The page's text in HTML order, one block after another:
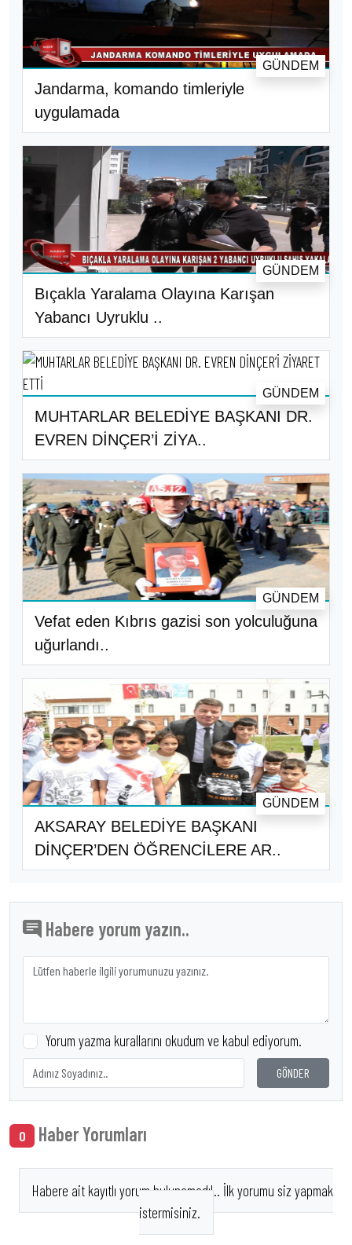
Jandarma, komando timleriyle
uygulamada
GÜNDEM
Bıçakla Yaralama Olayına Karışan
Yabancı Uyruklu ..
GÜNDEM
MUHTARLAR BELEDİYE BAŞKANI DR.
EVREN DİNÇER’İ ZİYA..
GÜNDEM
Vefat eden Kıbrıs gazisi son yolculuğuna
uğurlandı..
GÜNDEM
AKSARAY BELEDİYE BAŞKANI
DİNÇER’DEN ÖĞRENCİLERE AR..
GÜNDEM
Habere yorum yazın..
Yorum yazma kurallarını okudum ve kabul ediyorum.
GÖNDER
0 Haber Yorumları
Habere ait kayıtlı yorum bulunamadı!.. İlk yorumu siz yapmak
istermisiniz.